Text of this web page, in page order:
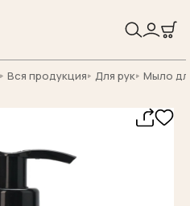
Вся продукция Для рук Мыло